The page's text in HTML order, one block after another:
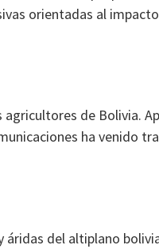
orientadas al
de Bolivia.
ha venido
áridas del altiplano